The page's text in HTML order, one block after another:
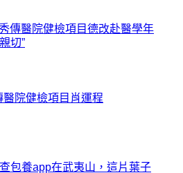
傳醫院健檢項目德改赴醫學年
切”
院健檢項目肖運程
包養app在武夷山，這片葉子